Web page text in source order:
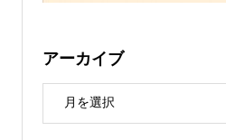
アーカイブ